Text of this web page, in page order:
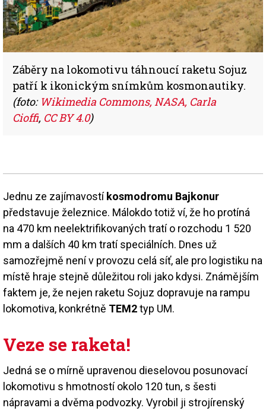
Záběry na lokomotivu táhnoucí raketu Sojuz
patří k ikonickým snímkům kosmonautiky.
(foto: Wikimedia Commons, NASA, Carla
Cioffi, CC BY 4.0)
Jednu ze zajímavostíkosmodromu Bajkonur
představuje železnice. Málokdo totiž ví, že ho protíná
na 470 km neelektrifikovaných tratí o rozchodu 1 520
mm a dalších 40 km tratí speciálních. Dnes už
samozřejmě není v provozu celá síť, ale pro logistiku na
místě hraje stejně důležitou roli jako kdysi. Známějším
faktem je, že nejen raketu Sojuz dopravuje na rampu
lokomotiva, konkrétně TEM2typ UM.
Veze se raketa!
Jedná se o mírně upravenou dieselovou posunovací
lokomotivu s hmotností okolo 120 tun, s šesti
nápravami a dvěma podvozky. Vyrobil ji strojírenský